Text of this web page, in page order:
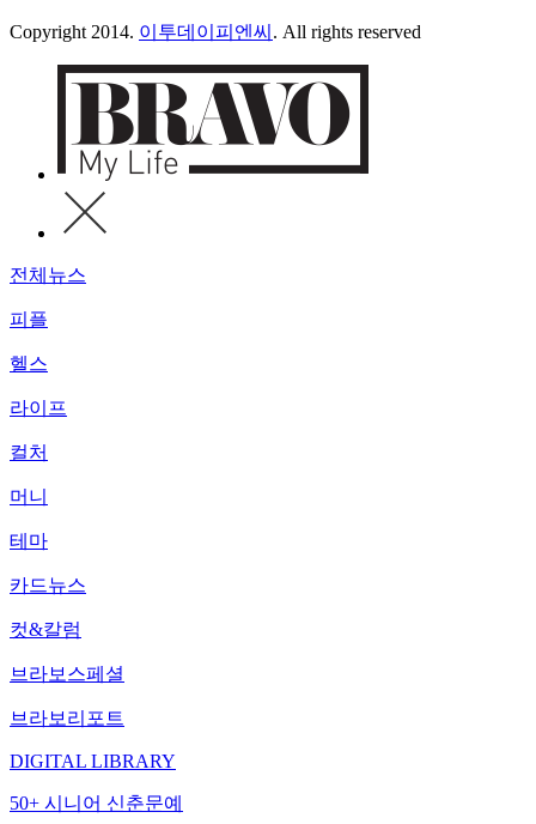
Copyright 2014. 이투데이피엔씨 . All rights reserved
전체뉴스
피플
헬스
라이프
컬처
머니
테마
카드뉴스
컷&칼럼
브라보스페셜
브라보리포트
DIGITAL LIBRARY
50+ 시니어 신춘문예